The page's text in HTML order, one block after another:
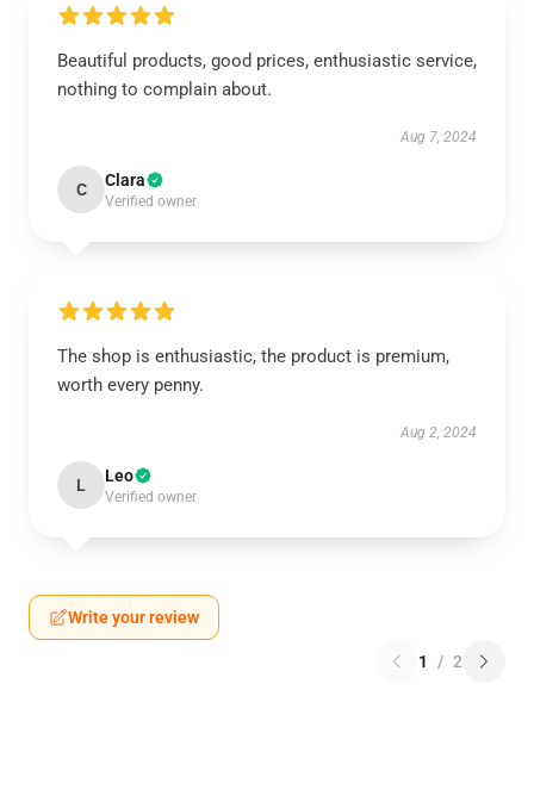
Beautiful products, good prices, enthusiastic service,
nothing to complain about.
Aug 7, 2024
C Clara
Verified owner
The shop is enthusiastic, the product is premium,
worth every penny.
Aug 2, 2024
L Leo
Verified owner
Write your review
1 / 2